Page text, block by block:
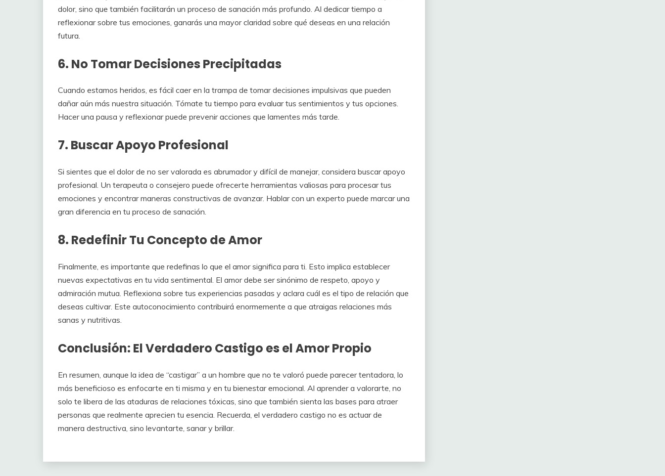
dolor, sino que también facilitarán un proceso de sanación más profundo. Al dedicar tiempo a
reflexionar sobre tus emociones, ganarás una mayor claridad sobre qué deseas en una relación
futura.
6. No Tomar Decisiones Precipitadas
Cuando estamos heridos, es fácil caer en la trampa de tomar decisiones impulsivas que pueden
dañar aún más nuestra situación. Tómate tu tiempo para evaluar tus sentimientos y tus opciones.
Hacer una pausa y reflexionar puede prevenir acciones que lamentes más tarde.
7. Buscar Apoyo Profesional
Si sientes que el dolor de no ser valorada es abrumador y difícil de manejar, considera buscar apoyo
profesional. Un terapeuta o consejero puede ofrecerte herramientas valiosas para procesar tus
emociones y encontrar maneras constructivas de avanzar. Hablar con un experto puede marcar una
gran diferencia en tu proceso de sanación.
8. Redefinir Tu Concepto de Amor
Finalmente, es importante que redefinas lo que el amor significa para ti. Esto implica establecer
nuevas expectativas en tu vida sentimental. El amor debe ser sinónimo de respeto, apoyo y
admiración mutua. Reflexiona sobre tus experiencias pasadas y aclara cuál es el tipo de relación que
deseas cultivar. Este autoconocimiento contribuirá enormemente a que atraigas relaciones más
sanas y nutritivas.
Conclusión: El Verdadero Castigo es el Amor Propio
En resumen, aunque la idea de “castigar” a un hombre que no te valoró puede parecer tentadora, lo
más beneficioso es enfocarte en ti misma y en tu bienestar emocional. Al aprender a valorarte, no
solo te libera de las ataduras de relaciones tóxicas, sino que también sienta las bases para atraer
personas que realmente aprecien tu esencia. Recuerda, el verdadero castigo no es actuar de
manera destructiva, sino levantarte, sanar y brillar.